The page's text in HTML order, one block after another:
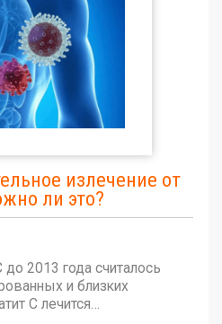
излечение от
ли это?
2013 года считалось
и близких
С лечится…